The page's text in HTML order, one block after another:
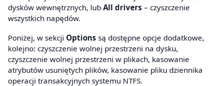
dysków wewnętrznych, lub All drivers – czyszczenie
wszystkich napędów.
Poniżej, w sekcji Options są dostępne opcje dodatkowe,
kolejno: czyszczenie wolnej przestrzeni na dysku,
czyszczenie wolnej przestrzeni w plikach, kasowanie
atrybutów usuniętych plików, kasowanie pliku dziennika
operacji transakcyjnych systemu NTFS.